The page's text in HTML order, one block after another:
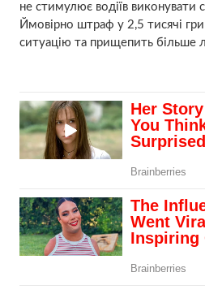
не стимулює водіїв виконувати
Ймовірно штраф у 2,5 тисячі
ситуацію та прищепить більше